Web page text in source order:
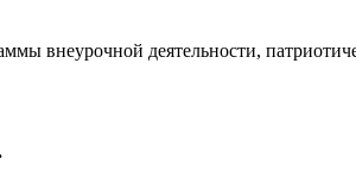
внеурочной деятельности,